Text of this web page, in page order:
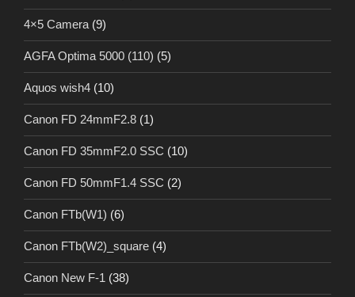
4×5 Camera (9)
AGFA Optima 5000 (110) (5)
Aquos wish4 (10)
Canon FD 24mmF2.8 (1)
Canon FD 35mmF2.0 SSC (10)
Canon FD 50mmF1.4 SSC (2)
Canon FTb(W1) (6)
Canon FTb(W2)_square (4)
Canon New F-1 (38)